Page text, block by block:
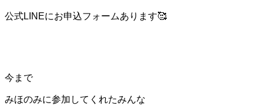
公式LINEにお申込フォームあります🥰
今まで
みほのみに参加してくれたみんな